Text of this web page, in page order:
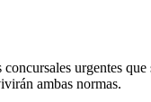
urgentes que
ambas normas.